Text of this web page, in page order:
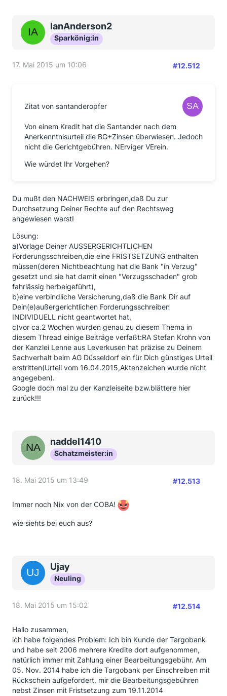
IanAnderson2
Sparkönig:in
17. Mai 2015 um 10:06 #12.512
Zitat von santanderopfer
Von einem Kredit hat die Santander nach dem
Anerkenntnisurteil die BG+Zinsen überwiesen. Jedoch
nicht die Gerichtgebühren. NErviger VErein.
Wie würdet Ihr Vorgehen?
Du mußt den NACHWEIS erbringen,daß Du zur
Durchsetzung Deiner Rechte auf den Rechtsweg
angewiesen warst!
Lösung:
a)Vorlage Deiner AUSSERGERICHTLICHEN
Forderungsschreiben,die eine FRISTSETZUNG enthalten
müssen(deren Nichtbeachtung hat die Bank "in Verzug"
gesetzt und sie hat damit einen "Verzugsschaden" grob
fahrlässig herbeigeführt),
b)eine verbindliche Versicherung,daß die Bank Dir auf
Dein(e)außergerichtlichen Forderungsschreiben
INDIVIDUELL nicht geantwortet hat,
c)vor ca.2 Wochen wurden genau zu diesem Thema in
diesem Thread einige Beiträge verfaßt:RA Stefan Krohn von
der Kanzlei Lenne aus Leverkusen hat präzise zu Deinem
Sachverhalt beim AG Düsseldorf ein für Dich günstiges Urteil
erstritten(Urteil vom 16.04.2015,Aktenzeichen wurde nicht
angegeben).
Google doch mal zu der Kanzleiseite bzw.blättere hier
zurück!!!
naddel1410
Schatzmeister:in
18. Mai 2015 um 13:49 #12.513
Immer noch Nix von der COBA!
wie siehts bei euch aus?
Ujay
Neuling
18. Mai 2015 um 15:02 #12.514
Hallo zusammen,
ich habe folgendes Problem: Ich bin Kunde der Targobank
und habe seit 2006 mehrere Kredite dort aufgenommen,
natürlich immer mit Zahlung einer Bearbeitungsgebühr. Am
05. Nov. 2014 habe ich die Targobank per Einschreiben mit
Rückschein aufgefordert, mir die Bearbeitungsgebühren
nebst Zinsen mit Fristsetzung zum 19.11.2014